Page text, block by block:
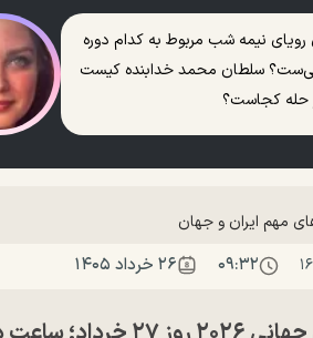
رویای نیمه شب مربوط به کدام دوره
سلطان محمد خدابنده کیست
حله کجاست؟
مهم ایران و جهان
۰۹:۳۲ ۲۶ خرداد ۱۴۰۵